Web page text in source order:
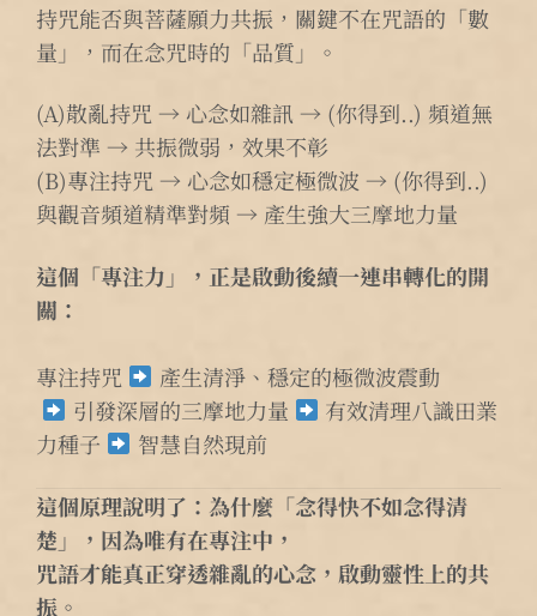
持咒能否與菩薩願力共振，關鍵不在咒語的「數
量」，而在念咒時的「品質」。
(A)散亂持咒 → 心念如雜訊 → (你得到..) 頻道無
法對準 → 共振微弱，效果不彰
(B)專注持咒 → 心念如穩定極微波 → (你得到..)
與觀音頻道精準對頻 → 產生強大三摩地力量
這個「專注力」，正是啟動後續一連串轉化的開
關：
專注持咒
產生清淨、穩定的極微波震動
引發深層的三摩地力量
有效清理八識田業
力種子
智慧自然現前
這個原理說明了：為什麼「念得快不如念得清
楚」，因為唯有在專注中，
咒語才能真正穿透雜亂的心念，啟動靈性上的共
振。